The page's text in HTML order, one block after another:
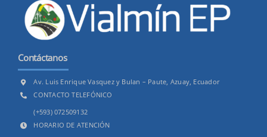
Contáctanos
Av. Luis Enrique Vasquez y Bulan – Paute, Azuay, Ecuador
CONTACTO TELEFÓNICO
(+593) 072509132
HORARIO DE ATENCIÓN